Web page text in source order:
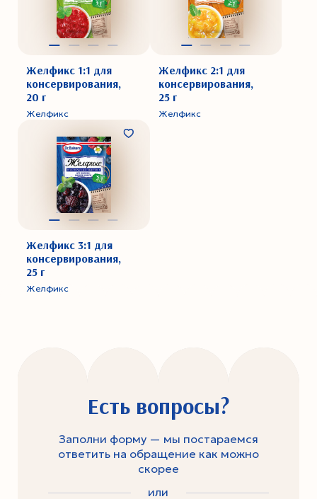
Желфикс 1:1 для
консервирования,
20 г
Желфикс
Желфикс 2:1 для
консервирования,
25 г
Желфикс
Желфикс 3:1 для
консервирования,
25 г
Желфикс
Есть вопросы?
Заполни форму — мы постараемся
ответить на обращение как можно
скорее
или